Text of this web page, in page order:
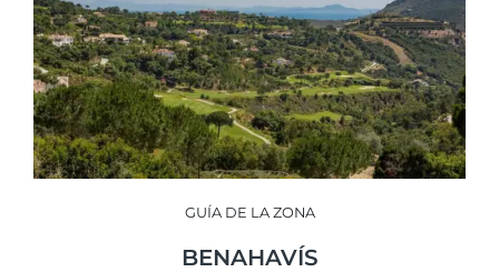
GUÍA DE LA ZONA
BENAHAVÍS